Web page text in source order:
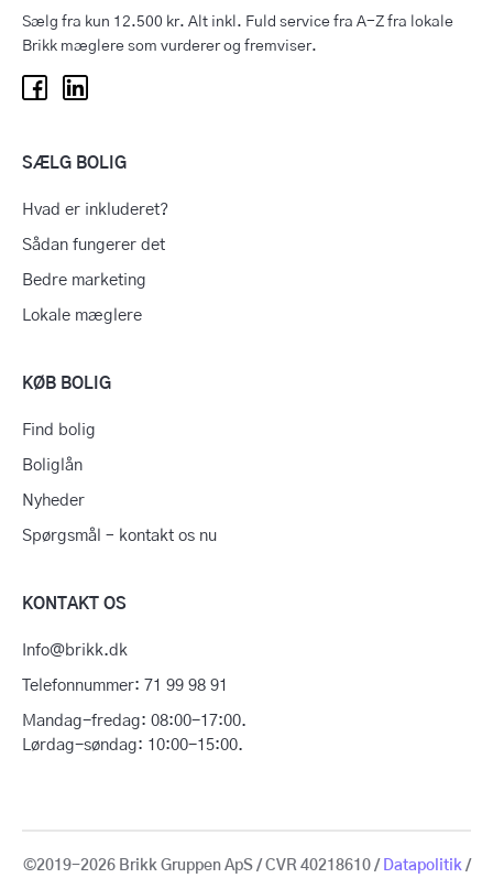
Sælg fra kun 12.500 kr. Alt inkl. Fuld service fra A-Z fra lokale
Brikk mæglere som vurderer og fremviser.
SÆLG BOLIG
Hvad er inkluderet?
Sådan fungerer det
Bedre marketing
Lokale mæglere
KØB BOLIG
Find bolig
Boliglån
Nyheder
Spørgsmål – kontakt os nu
KONTAKT OS
Info@brikk.dk
Telefonnummer: 71 99 98 91
Mandag-fredag: 08:00-17:00.
Lørdag-søndag: 10:00-15:00.
©2019-2026 Brikk Gruppen ApS / CVR 40218610 / Datapolitik/